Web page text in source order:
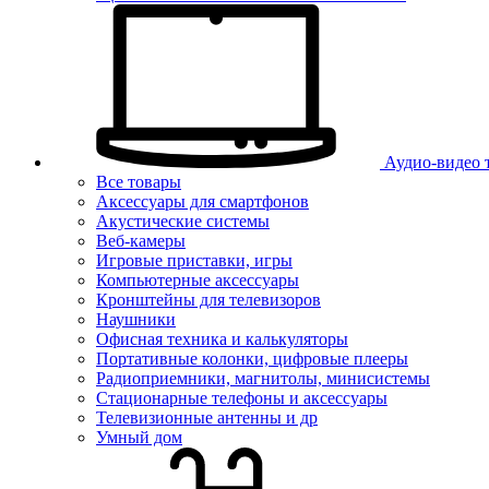
Аудио-видео
Все товары
Аксессуары для смартфонов
Акустические системы
Веб-камеры
Игровые приставки, игры
Компьютерные аксессуары
Кронштейны для телевизоров
Наушники
Офисная техника и калькуляторы
Портативные колонки, цифровые плееры
Радиоприемники, магнитолы, минисистемы
Стационарные телефоны и аксессуары
Телевизионные антенны и др
Умный дом